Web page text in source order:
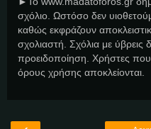
σχόλιο. Ωστόσο δεν
καθώς εκφράζουν
σχολιαστή. Σχόλια με ύβρεις
προειδοποίηση. Χρήστες
όρους χρήσης αποκλείονται.